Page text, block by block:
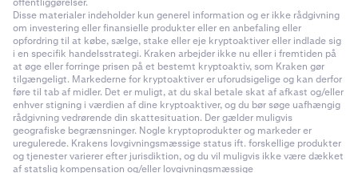
Disse materialer indeholder kun generel information og er ikke rådgivning
om investering eller finansielle produkter eller en anbefaling eller
opfordring til at købe, sælge, stake eller eje kryptoaktiver eller indlade sig
i en specifik handelsstrategi. Kraken arbejder ikke nu eller i fremtiden på
at øge eller forringe prisen på et bestemt kryptoaktiv, som Kraken gør
tilgængeligt. Markederne for kryptoaktiver er uforudsigelige og kan derfor
føre til tab af midler. Det er muligt, at du skal betale skat af afkast og/eller
enhver stigning i værdien af dine kryptoaktiver, og du bør søge uafhængig
rådgivning vedrørende din skattesituation. Der gælder muligvis
geografiske begrænsninger. Nogle kryptoprodukter og markeder er
uregulerede. Krakens lovgivningsmæssige status ift. forskellige produkter
og tjenester varierer efter jurisdiktion, og du vil muligvis ikke være dækket
af statslig kompensation og/eller lovgivningsmæssige